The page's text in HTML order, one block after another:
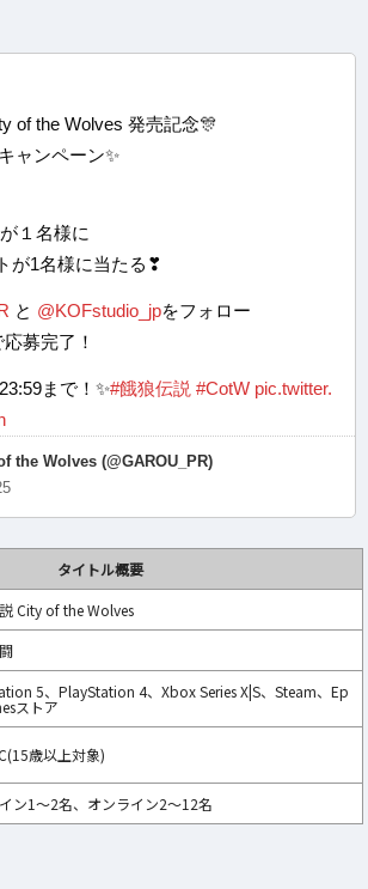
of the Wolves 発売記念🎊
ャンペーン✨
１名様に
が1名様に当たる❣
と @KOFstudio_jpをフォロー
募完了！
まで！✨#餓狼伝説 #CotW pic.twitter.
the Wolves (@GAROU_PR)
タイトル概要
City of the Wolves
5、PlayStation 4、Xbox Series X|S、Steam、Ep
ストア
歳以上対象)
ン1～2名、オンライン2～12名